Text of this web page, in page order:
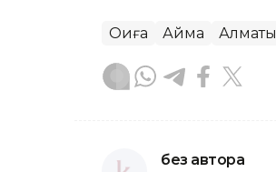
Оқиға Аймақ Алматы
без автора